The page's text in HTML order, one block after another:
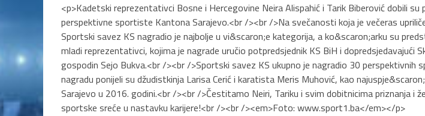
<p>Kadetski reprezentativci Bosne i Hercegovine Neira Alispahić i Tarik Biberović dobili su
perspektivne sportiste Kantona Sarajevo.<br /><br />Na svečanosti koja je večeras
Sportski savez KS nagradio je najbolje u vi&scaron;e kategorija, a ko&scaron;arku su
mladi reprezentativci, kojima je nagrade uručio potpredsjednik KS BiH i dopredsjedavajući
gospodin Sejo Bukva.<br /><br />Sportski savez KS ukupno je nagradio 30 perspektivnih
nagradu ponijeli su džudistkinja Larisa Cerić i karatista Meris Muhović, kao
Sarajevo u 2016. godini.<br /><br />Čestitamo Neiri, Tariku i svim dobitnicima priznanja i
sportske sreće u nastavku karijere!<br /><br /><em>Foto: www.sport1.ba</em></p>